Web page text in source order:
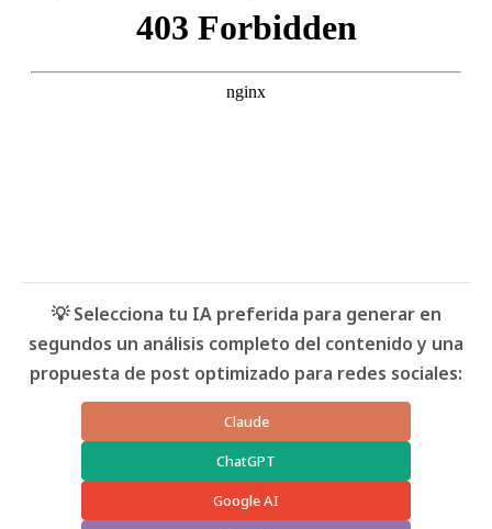
💡 Selecciona tu IA preferida para generar en
segundos un análisis completo del contenido y una
propuesta de post optimizado para redes sociales:
Claude
ChatGPT
Google AI